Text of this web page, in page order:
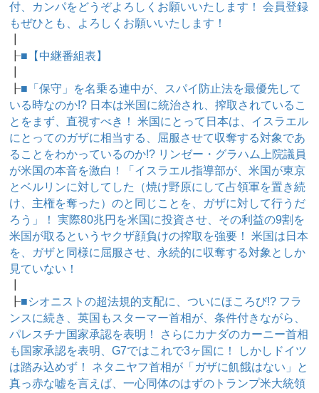
付、カンパをどうぞよろしくお願いいたします！ 会員登録
もぜひとも、よろしくお願いいたします！
┠■【中継番組表】
┠■「保守」を名乗る連中が、スパイ防止法を最優先して
いる時なのか!? 日本は米国に統治され、搾取されているこ
とをまず、直視すべき！ 米国にとって日本は、イスラエル
にとってのガザに相当する、屈服させて収奪する対象であ
ることをわかっているのか!? リンゼー・グラハム上院議員
が米国の本音を激白！「イスラエル指導部が、米国が東京
とベルリンに対してした（焼け野原にして占領軍を置き続
け、主権を奪った）のと同じことを、ガザに対して行うだ
ろう」！ 実際80兆円を米国に投資させ、その利益の9割を
米国が取るというヤクザ顔負けの搾取を強要！ 米国は日本
を、ガザと同様に屈服させ、永続的に収奪する対象としか
見ていない！
┠■シオニストの超法規的支配に、ついにほころび!? フラ
ンスに続き、英国もスターマー首相が、条件付きながら、
パレスチナ国家承認を表明！ さらにカナダのカーニー首相
も国家承認を表明、G7ではこれで3ヶ国に！ しかしドイツ
は踏み込めず！ ネタニヤフ首相が「ガザに飢餓はない」と
真っ赤な嘘を言えば、一心同体のはずのトランプ米大統領